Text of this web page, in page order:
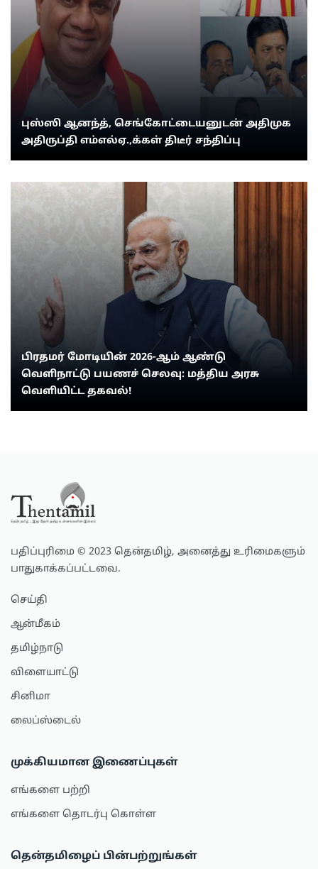
புஸ்ஸி ஆனந்த், செங்கோட்டையனுடன் அதிமுக
அதிருப்தி எம்எல்ஏ.,க்கள் திடீர் சந்திப்பு
பிரதமர் மோடியின் 2026-ஆம் ஆண்டு
வெளிநாட்டு பயணச் செலவு: மத்திய அரசு
வெளியிட்ட தகவல்!
பதிப்புரிமை © 2023 தென்தமிழ், அனைத்து உரிமைகளும்
பாதுகாக்கப்பட்டவை.
செய்தி
ஆன்மீகம்
தமிழ்நாடு
விளையாட்டு
சினிமா
லைப்ஸ்டைல்
முக்கியமான இணைப்புகள்
எங்களை பற்றி
எங்களை தொடர்பு கொள்ள
தென்தமிழைப் பின்பற்றுங்கள்